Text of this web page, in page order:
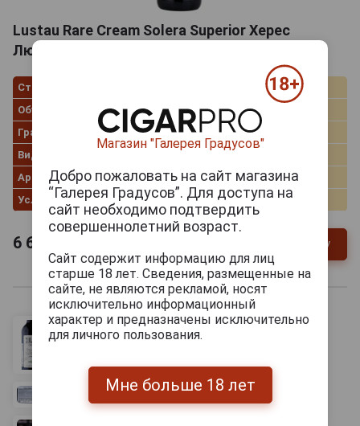
Lustau Rare Cream Solera Superior Херес
Люстау Рар Крим Солера Супериор 0.75л
Страна производства
Объём
0.75 л
Градус
20.0%
Виды хереса
Cream
Артикул
42634
Условия продаж
Только самовывоз
6 643 В заявку
Магазин "Галерея Градусов"
Добро пожаловать на сайт магазина
“Галерея Градусов”. Для доступа на
сайт необходимо подтвердить
совершеннолетний возраст.
Сайт содержит информацию для лиц
старше 18 лет. Сведения, размещенные на
сайте, не являются рекламой, носят
исключительно информационный
характер и предназначены исключительно
для личного пользования.
Мне больше 18 лет